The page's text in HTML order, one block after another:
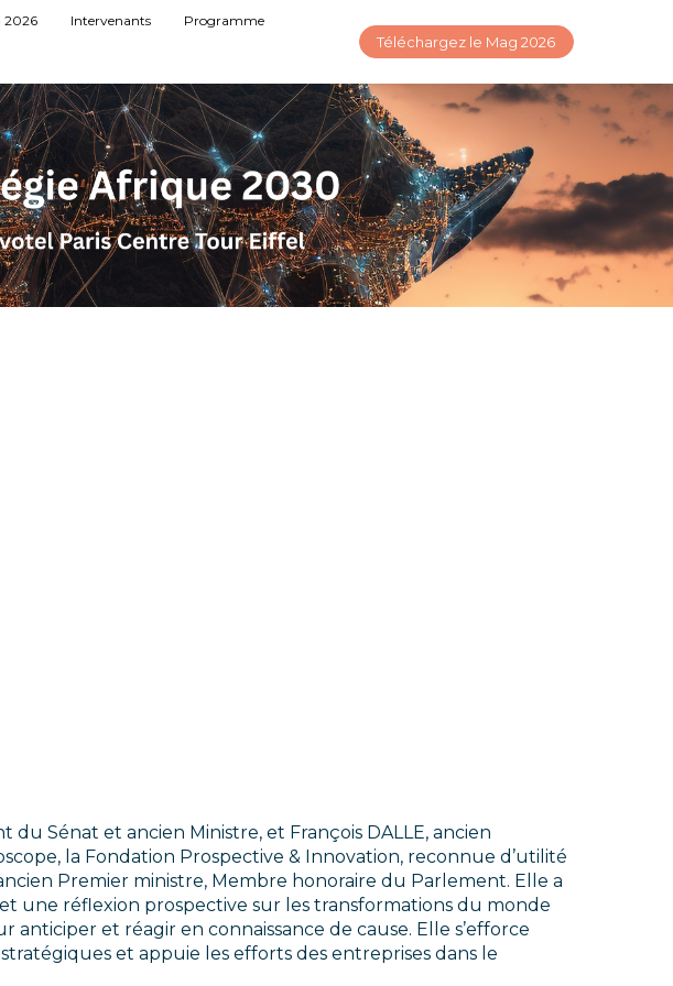
2026 Intervenants Programme
Téléchargez le Mag 2026
du Sénat et ancien Ministre, et François DALLE, ancien
la Fondation Prospective & Innovation, reconnue d’utilité
Premier ministre, Membre honoraire du Parlement. Elle a
une réflexion prospective sur les transformations du monde
et réagir en connaissance de cause. Elle s’efforce
et appuie les efforts des entreprises dans le